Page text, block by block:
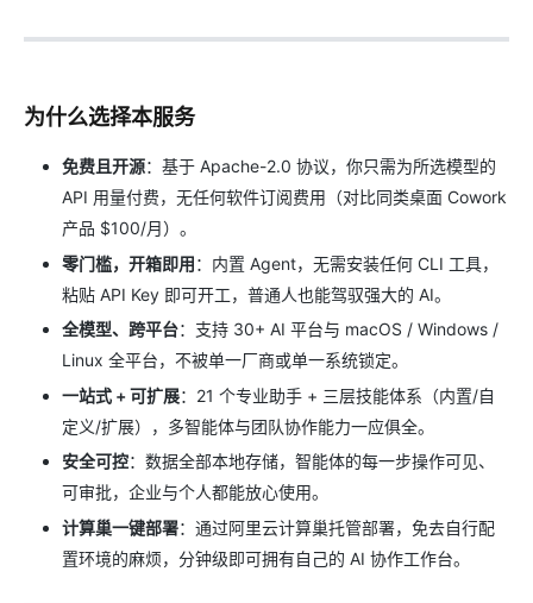
为什么选择本服务
免费且开源：基于 Apache-2.0 协议，你只需为所选模型的
API 用量付费，无任何软件订阅费用（对比同类桌面 Cowork
产品 $100/月）。
零门槛，开箱即用：内置 Agent，无需安装任何 CLI 工具，
粘贴 API Key 即可开工，普通人也能驾驭强大的 AI。
全模型、跨平台：支持 30+ AI 平台与 macOS / Windows /
Linux 全平台，不被单一厂商或单一系统锁定。
一站式 + 可扩展：21 个专业助手 + 三层技能体系（内置/自
定义/扩展），多智能体与团队协作能力一应俱全。
安全可控：数据全部本地存储，智能体的每一步操作可见、
可审批，企业与个人都能放心使用。
计算巢一键部署：通过阿里云计算巢托管部署，免去自行配
置环境的麻烦，分钟级即可拥有自己的 AI 协作工作台。